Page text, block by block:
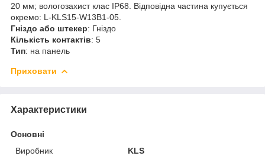
20 мм; вологозахист клас IP68. Відповідна частина купується
окремо: L-KLS15-W13B1-05.
Гніздо або штекер: Гніздо
Кількість контактів: 5
Тип: на панель
Приховати
Характеристики
Основні
Виробник
KLS